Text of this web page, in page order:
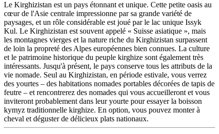
Le Kirghizistan est un pays étonnant et unique. Cette petite oasis au
cœur de l'Asie centrale impressionne par sa grande variété de
paysages, et un rôle considérable est joué par le lac unique Issyk
Kul. Le Kirghizistan est souvent appelé « Suisse asiatique », mais
les montagnes vierges et la nature riche du Kirghizistan surpassent
de loin la propreté des Alpes européennes bien connues. La culture
et le patrimoine historique du peuple kirghize sont également très
intéressants. Jusqu'à présent, le pays conserve tous les attributs de la
vie nomade. Seul au Kirghizistan, en période estivale, vous verrez
des yourtes – des habitations nomades portables décorées de tapis de
feutre – et rencontrerez des nomades qui vous accueilleront et vous
inviteront probablement dans leur yourte pour essayer la boisson
kymyz traditionnelle kirghize. En option, vous pouvez monter à
cheval et déguster de délicieux plats nationaux.